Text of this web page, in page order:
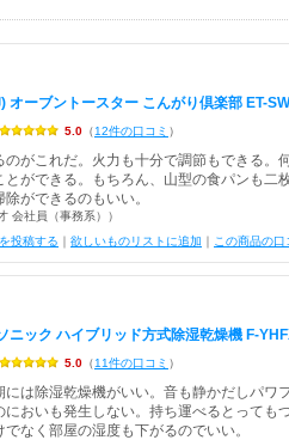
オーブントースター こんがり倶楽部 ET-
5.0 （12件の口コミ ）
のがこれだ。火力も十分で調節もできる。
とができる。もちろん、山型の食パンも二
ができるのもいい。
会社員（事務系））
投稿する ｜ 欲しいものリストに追加 ｜ この商品の
ニック ハイブリッド方式除湿乾燥機 F-
5.0 （11件の口コミ ）
には除湿乾燥機がいい。音も静かだしパワ
においも発生しない。持ち運べるとっても
なく部屋の湿度も下がるのでいい。